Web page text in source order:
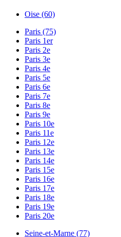
Oise (60)
Paris (75)
Paris 1er
Paris 2e
Paris 3e
Paris 4e
Paris 5e
Paris 6e
Paris 7e
Paris 8e
Paris 9e
Paris 10e
Paris 11e
Paris 12e
Paris 13e
Paris 14e
Paris 15e
Paris 16e
Paris 17e
Paris 18e
Paris 19e
Paris 20e
Seine-et-Marne (77)